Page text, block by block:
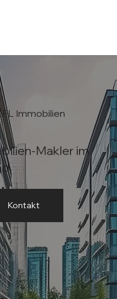
Kontakt
Makler im
Immobilien